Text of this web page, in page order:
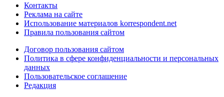
Контакты
Реклама на сайте
Использование материалов korrespondent.net
Правила пользования сайтом
Договор пользования сайтом
Политика в сфере конфиденциальности и персональных
данных
Пользовательское соглашение
Редакция